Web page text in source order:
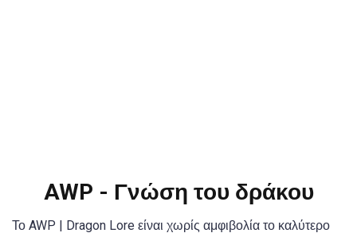
AWP - Γνώση του δράκου
Το AWP | Dragon Lore είναι χωρίς αμφιβολία το καλύτερο